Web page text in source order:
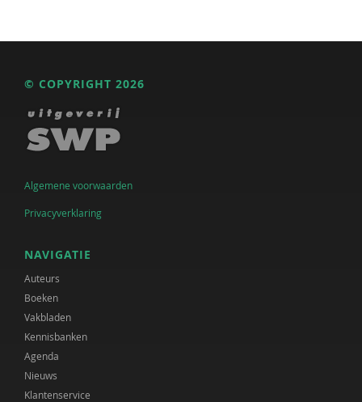
© COPYRIGHT 2026
Algemene voorwaarden
Privacyverklaring
NAVIGATIE
Auteurs
Boeken
Vakbladen
Kennisbanken
Agenda
Nieuws
Klantenservice